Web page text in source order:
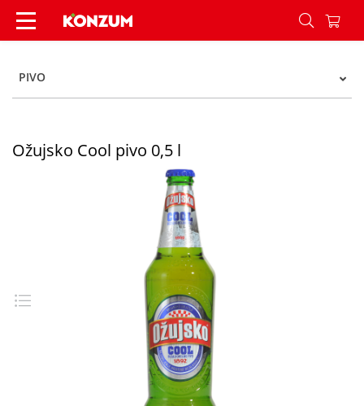
Ožujsko Cool pivo 0,5 l - Konzum
PIVO
Ožujsko Cool pivo 0,5 l